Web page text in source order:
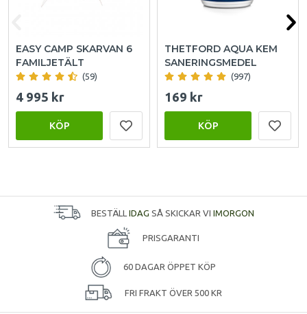
EASY CAMP SKARVAN 6
FAMILJETÄLT
(59)
4 995 kr
KÖP
THETFORD AQUA KEM
SANERINGSMEDEL
(997)
169 kr
KÖP
BESTÄLL IDAG SÅ SKICKAR VI IMORGON
PRISGARANTI
60 DAGAR ÖPPET KÖP
FRI FRAKT ÖVER 500 KR